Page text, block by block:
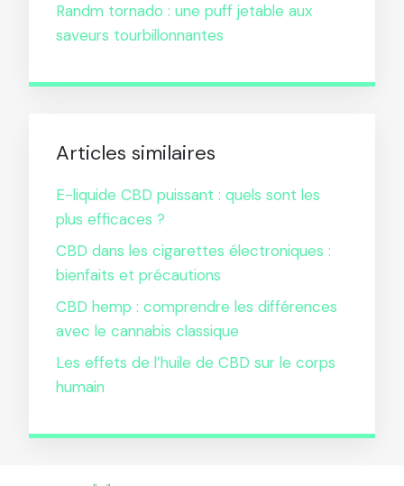
Randm tornado : une puff jetable aux
saveurs tourbillonnantes
Articles similaires
E-liquide CBD puissant : quels sont les
plus efficaces ?
CBD dans les cigarettes électroniques :
bienfaits et précautions
CBD hemp : comprendre les différences
avec le cannabis classique
Les effets de l’huile de CBD sur le corps
humain